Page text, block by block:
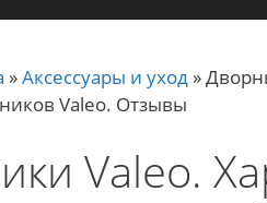
»Аксессуары и уход »
Valeo. Отзывы
Valeo.